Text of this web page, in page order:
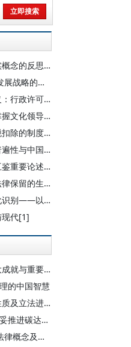
陈鹏：合宪性审查中立法事实概念的反思与重构
叶初升 陈鹏：中国区域协调发展战略的发展经济学贡献
陈鹏：从本质主义到原旨主义：行政许可界定路径之反思
高军：坚持守正创新，牢牢掌握文化领导权
陈鹏：非货币慈善捐赠所得税扣除的制度困境与完善
陈鹏：立法机关解释宪法的普遍性与中国语境
陈鹏：习近平关于文明交流互鉴重要论述的核心要义、逻辑理路与世界意义
陈鹏：中国宪法上基本权利法律保留的生成与构造
陈鹏：行政诉讼标的的相对化识别——以撤销诉讼为中心的阐释
现代[1]
柴麒敏：碳达峰碳中和的重大成就与重要任务
的中国智慧
陈贻健：碳中和目标的法律性质及立法进路
刘旭：面向“十五五”：积极稳妥推进碳达峰碳中和
刘颖 丁霖：生态系统碳汇的法律概念及其权利构造